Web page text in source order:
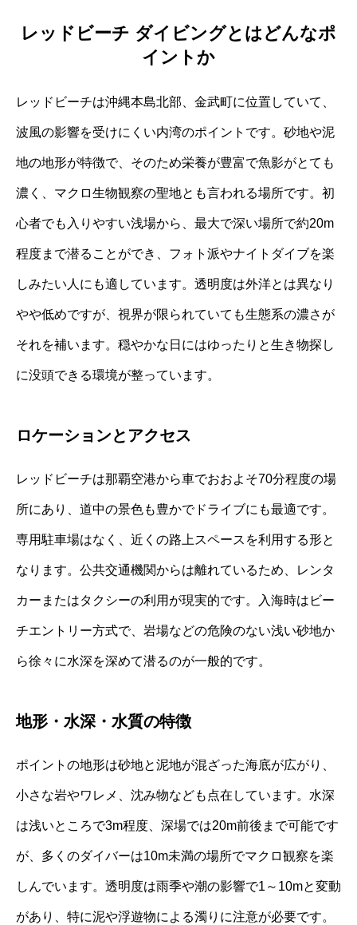
レッドビーチ ダイビングとはどんなポ
イントか
レッドビーチは沖縄本島北部、金武町に位置していて、
波風の影響を受けにくい内湾のポイントです。砂地や泥
地の地形が特徴で、そのため栄養が豊富で魚影がとても
濃く、マクロ生物観察の聖地とも言われる場所です。初
心者でも入りやすい浅場から、最大で深い場所で約20m
程度まで潜ることができ、フォト派やナイトダイブを楽
しみたい人にも適しています。透明度は外洋とは異なり
やや低めですが、視界が限られていても生態系の濃さが
それを補います。穏やかな日にはゆったりと生き物探し
に没頭できる環境が整っています。
ロケーションとアクセス
レッドビーチは那覇空港から車でおおよそ70分程度の場
所にあり、道中の景色も豊かでドライブにも最適です。
専用駐車場はなく、近くの路上スペースを利用する形と
なります。公共交通機関からは離れているため、レンタ
カーまたはタクシーの利用が現実的です。入海時はビー
チエントリー方式で、岩場などの危険のない浅い砂地か
ら徐々に水深を深めて潜るのが一般的です。
地形・水深・水質の特徴
ポイントの地形は砂地と泥地が混ざった海底が広がり、
小さな岩やワレメ、沈み物なども点在しています。水深
は浅いところで3m程度、深場では20m前後まで可能です
が、多くのダイバーは10m未満の場所でマクロ観察を楽
しんでいます。透明度は雨季や潮の影響で1～10mと変動
があり、特に泥や浮遊物による濁りに注意が必要です。